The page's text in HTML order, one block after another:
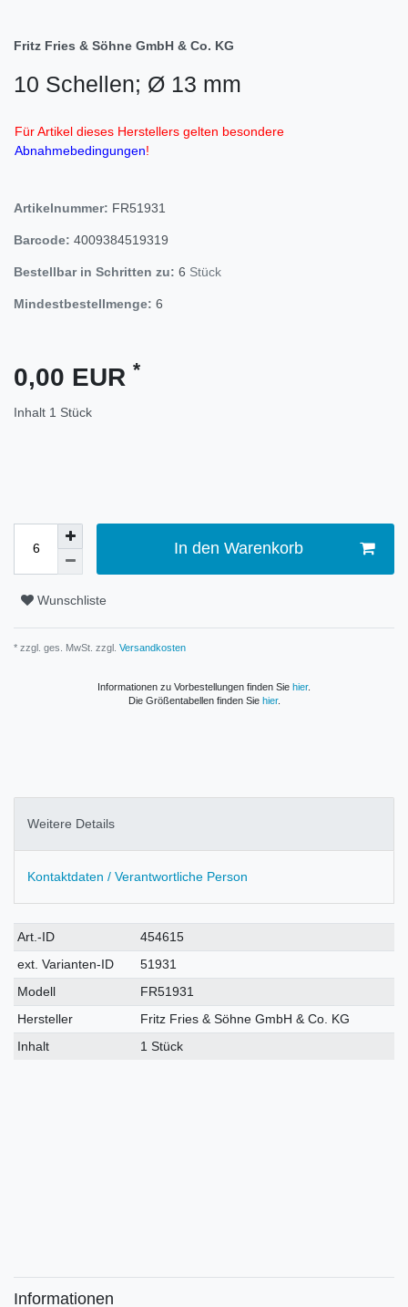
Fritz Fries & Söhne GmbH & Co. KG
10 Schellen; Ø 13 mm
Für Artikel dieses Herstellers gelten besondere
Abnahmebedingungen!
Artikelnummer: FR51931
Barcode: 4009384519319
Bestellbar in Schritten zu: 6 Stück
Mindestbestellmenge: 6
0,00 EUR *
Inhalt 1 Stück
In den Warenkorb
Wunschliste
* zzgl. ges. MwSt. zzgl. Versandkosten
Informationen zu Vorbestellungen finden Sie hier.
Die Größentabellen finden Sie hier.
Weitere Details
Kontaktdaten / Verantwortliche Person
Technisches
Merkmal
Wert
Art.-ID
454615
ext. Varianten-ID
51931
Modell
FR51931
Hersteller
Fritz Fries & Söhne GmbH & Co. KG
Inhalt
1 Stück
Informationen